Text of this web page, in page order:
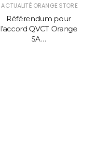
ACTUALITÉ ORANGE STORE
Référendum pour
l’accord QVCT Orange
SA…